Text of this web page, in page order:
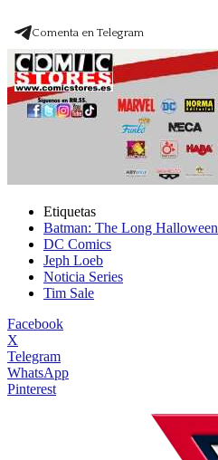
Comenta en Telegram
Etiquetas
Batman: The Long Halloween
DC Comics
Jeph Loeb
Noticia Series
Tim Sale
Facebook
X
Telegram
WhatsApp
Pinterest